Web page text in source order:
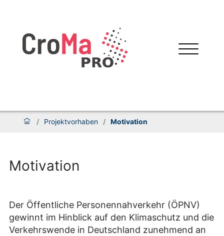
/ Projektvorhaben / Motivation
Motivation
Der Öffentliche Personennahverkehr (ÖPNV)
gewinnt im Hinblick auf den Klimaschutz und die
Verkehrswende in Deutschland zunehmend an